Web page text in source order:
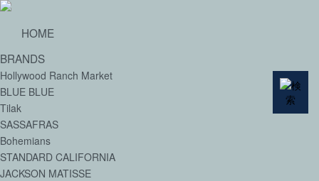
HOME
BRANDS
Hollywood Ranch Market
BLUE BLUE
Tilak
SASSAFRAS
Bohemians
STANDARD CALIFORNIA
JACKSON MATISSE